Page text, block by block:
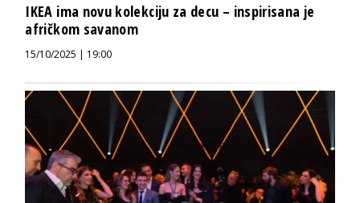
IKEA ima novu kolekciju za decu – inspirisana je
afričkom savanom
15/10/2025 | 19:00